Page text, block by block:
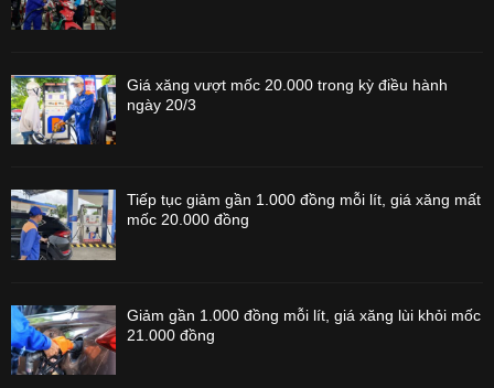
Giá xăng vượt mốc 20.000 trong kỳ điều hành
ngày 20/3
Tiếp tục giảm gần 1.000 đồng mỗi lít, giá xăng mất
mốc 20.000 đồng
Giảm gần 1.000 đồng mỗi lít, giá xăng lùi khỏi mốc
21.000 đồng